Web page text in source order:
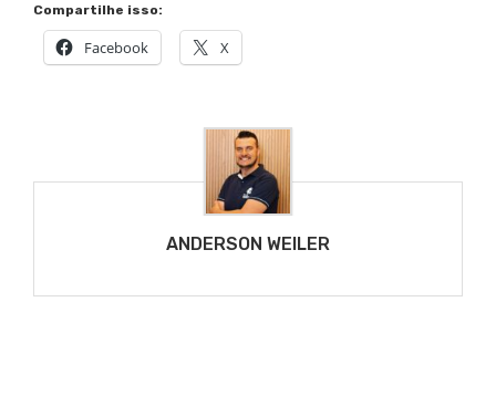
Compartilhe isso:
Facebook X
ANDERSON WEILER